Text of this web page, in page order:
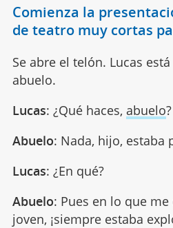
Comienza la
de teatro muy cortas
Se abre el telón. Lucas
abuelo.
Lucas: ¿Qué haces, abuelo?
Abuelo: Nada, hijo, estaba
Lucas: ¿En qué?
Abuelo: Pues en lo que
joven, ¡siempre estaba